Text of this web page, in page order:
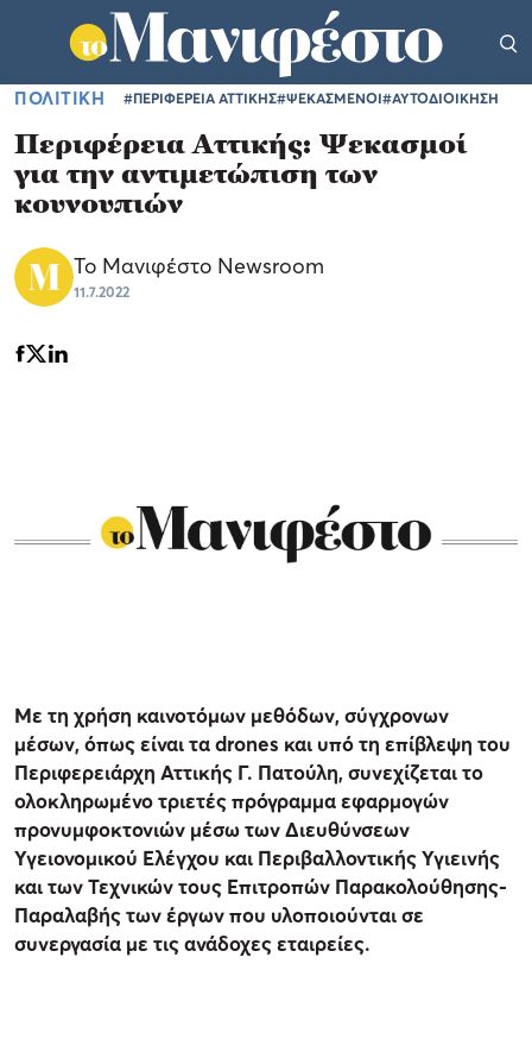
ΠΟΛΙΤΙΚΗ #ΠΕΡΙΦΕΡΕΙΑ ΑΤΤΙΚΗΣ#ΨΕΚΑΣΜΕΝΟΙ#ΑΥΤΟΔΙΟΙΚΗΣΗ
Περιφέρεια Αττικής: Ψεκασμοί
για την αντιμετώπιση των
κουνουπιών
Το Μανιφέστο Newsroom
11.7.2022
Με τη χρήση καινοτόμων μεθόδων, σύγχρονων
μέσων, όπως είναι τα drones και υπό τη επίβλεψη του
Περιφερειάρχη Αττικής Γ. Πατούλη, συνεχίζεται το
ολοκληρωμένο τριετές πρόγραμμα εφαρμογών
προνυμφοκτονιών μέσω των Διευθύνσεων
Υγειονομικού Ελέγχου και Περιβαλλοντικής Υγιεινής
και των Τεχνικών τους Επιτροπών Παρακολούθησης-
Παραλαβής των έργων που υλοποιούνται σε
συνεργασία με τις ανάδοχες εταιρείες.